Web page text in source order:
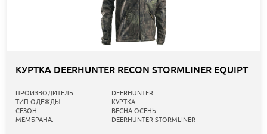
КУРТКА DEERHUNTER RECON STORMLINER EQUIPT
ПРОИЗВОДИТЕЛЬ:
DEERHUNTER
ТИП ОДЕЖДЫ:
КУРТКА
СЕЗОН:
ВЕСНА-ОСЕНЬ
МЕМБРАНА:
DEERHUNTER STORMLINER